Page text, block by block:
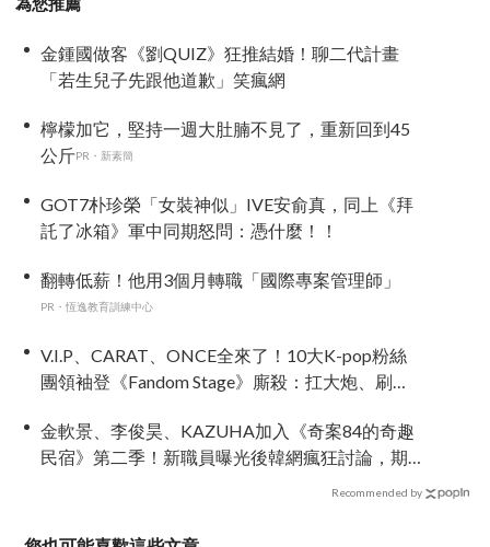
金鍾國做客《劉QUIZ》狂推結婚！聊二代計畫
「若生兒子先跟他道歉」笑瘋網
檸檬加它，堅持一週大肚腩不見了，重新回到45
公斤PR・新素簡
GOT7朴珍榮「女裝神似」IVE安俞真，同上《拜
託了冰箱》軍中同期怒問：憑什麼！！
翻轉低薪！他用3個月轉職「國際專案管理師」
PR・恆逸教育訓練中心
V.I.P、CARAT、ONCE全來了！10大K-pop粉絲
團領袖登《Fandom Stage》廝殺：扛大炮、刷音
金軟景、李俊昊、KAZUHA加入《奇案84的奇趣
民宿》第二季！新職員曝光後韓網瘋狂討論，期
Recommended by